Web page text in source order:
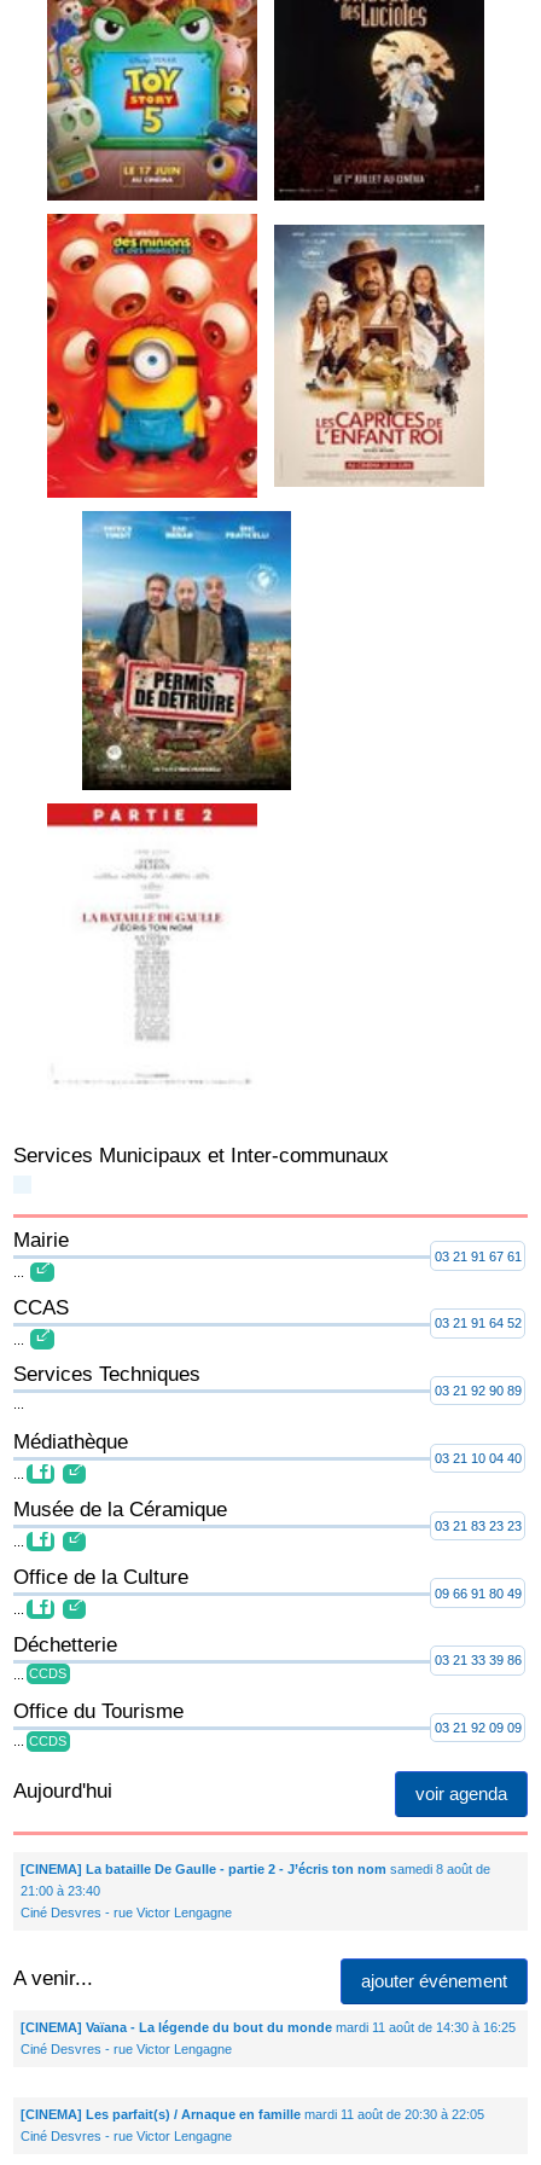
Services Municipaux et Inter-communaux
Mairie
03 21 91 67 61
CCAS
03 21 91 64 52
Services Techniques
03 21 92 90 89
Médiathèque
03 21 10 04 40
Musée de la Céramique
03 21 83 23 23
Office de la Culture
09 66 91 80 49
Déchetterie
CCDS
03 21 33 39 86
Office du Tourisme
... CCDS
03 21 92 09 09
voir agenda
Aujourd'hui
[CINEMA] La bataille De Gaulle - partie 2 - J’écris ton nom samedi 8 août de
21:00 à 23:40
Ciné Desvres - rue Victor Lengagne
A venir... ajouter événement
[CINEMA] Vaïana - La légende du bout du mondemardi 11 août de 14:30 à 16:25
Ciné Desvres - rue Victor Lengagne
[CINEMA] Les parfait(s) / Arnaque en famillemardi 11 août de 20:30 à 22:05
Ciné Desvres - rue Victor Lengagne